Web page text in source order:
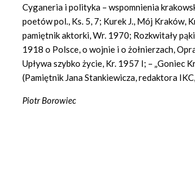
Cyganeria i polityka – wspomnienia
poetów pol., Ks. 5, 7; Kurek J., Mój Kraków,
pamiętnik aktorki, Wr. 1970; Rozkwitały
1918 o Polsce, o wojnie i o żołnierzach,
Upływa szybko życie, Kr. 1957 I; – „Goniec
(Pamiętnik Jana Stankiewicza, redaktora
Piotr Borowiec